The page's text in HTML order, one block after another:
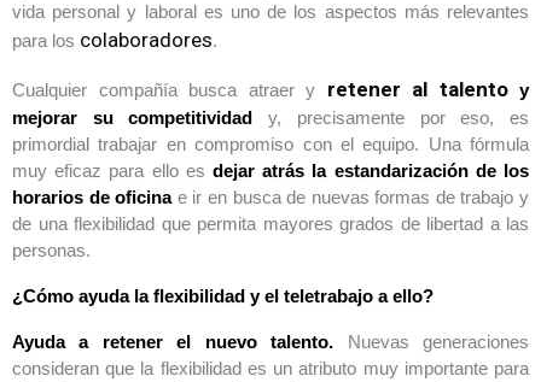
vida personal y laboral es uno de los aspectos más relevantes
para los colaboradores.
Cualquier compañía busca atraer y retener al talentoy
mejorar su competitividad y, precisamente por eso, es
primordial trabajar en compromiso con el equipo. Una fórmula
muy eficaz para ello es dejar atrás la estandarización de los
horarios de oficinae ir en busca de nuevas formas de trabajo y
de una flexibilidad que permita mayores grados de libertad a las
personas.
¿Cómo ayuda la flexibilidad y el teletrabajo a ello?
Ayuda a retener el nuevo talento. Nuevas generaciones
consideran que la flexibilidad es un atributo muy importante para